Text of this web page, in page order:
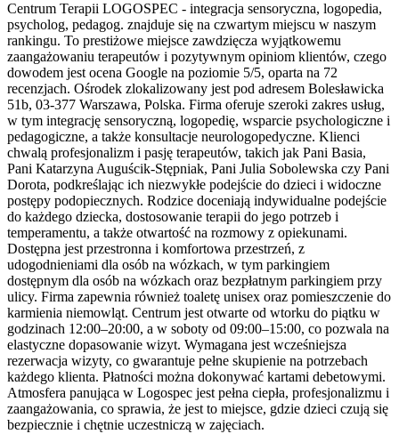
Centrum Terapii LOGOSPEC - integracja sensoryczna, logopedia,
psycholog, pedagog. znajduje się na czwartym miejscu w naszym
rankingu. To prestiżowe miejsce zawdzięcza wyjątkowemu
zaangażowaniu terapeutów i pozytywnym opiniom klientów, czego
dowodem jest ocena Google na poziomie 5/5, oparta na 72
recenzjach. Ośrodek zlokalizowany jest pod adresem Bolesławicka
51b, 03-377 Warszawa, Polska. Firma oferuje szeroki zakres usług,
w tym integrację sensoryczną, logopedię, wsparcie psychologiczne i
pedagogiczne, a także konsultacje neurologopedyczne. Klienci
chwalą profesjonalizm i pasję terapeutów, takich jak Pani Basia,
Pani Katarzyna Auguścik-Stępniak, Pani Julia Sobolewska czy Pani
Dorota, podkreślając ich niezwykłe podejście do dzieci i widoczne
postępy podopiecznych. Rodzice doceniają indywidualne podejście
do każdego dziecka, dostosowanie terapii do jego potrzeb i
temperamentu, a także otwartość na rozmowy z opiekunami.
Dostępna jest przestronna i komfortowa przestrzeń, z
udogodnieniami dla osób na wózkach, w tym parkingiem
dostępnym dla osób na wózkach oraz bezpłatnym parkingiem przy
ulicy. Firma zapewnia również toaletę unisex oraz pomieszczenie do
karmienia niemowląt. Centrum jest otwarte od wtorku do piątku w
godzinach 12:00–20:00, a w soboty od 09:00–15:00, co pozwala na
elastyczne dopasowanie wizyt. Wymagana jest wcześniejsza
rezerwacja wizyty, co gwarantuje pełne skupienie na potrzebach
każdego klienta. Płatności można dokonywać kartami debetowymi.
Atmosfera panująca w Logospec jest pełna ciepła, profesjonalizmu i
zaangażowania, co sprawia, że jest to miejsce, gdzie dzieci czują się
bezpiecznie i chętnie uczestniczą w zajęciach.